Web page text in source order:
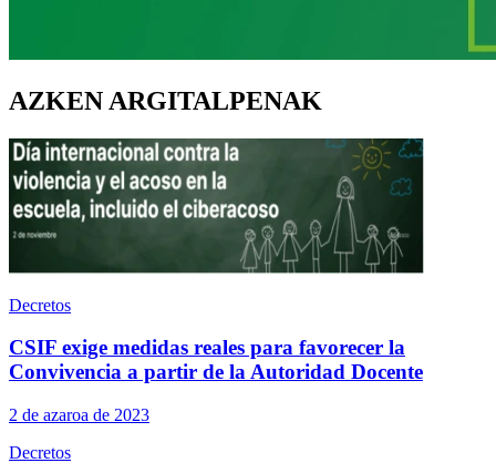
AZKEN ARGITALPENAK
Decretos
CSIF exige medidas reales para favorecer la
Convivencia a partir de la Autoridad Docente
2 de azaroa de 2023
Decretos